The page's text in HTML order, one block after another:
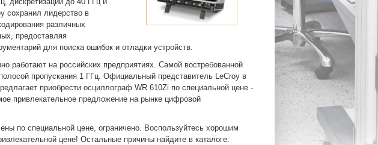
сохранил лидерство в
различных
предоставляя
для поиска ошибок и отладки устройств.
работают на российских предприятиях. Самой востребованной
пропускания 1 ГГц. Официальный представитель LeCroy в
приобрести осциллограф WR 610Zi по специальной цене -
привлекательное предложение на рынке цифровой
по специальной цене, ограничено. Воспользуйтесь хорошим
цене! Остальные причины найдите в каталоге: